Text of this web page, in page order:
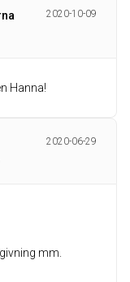
2020-10-09
Hanna!
2020-06-29
mm.